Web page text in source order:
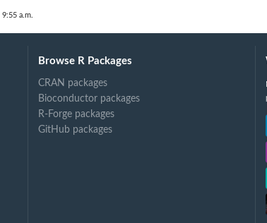
a.m.
Browse R Packages
CRAN packages
Bioconductor packages
R-Forge packages
GitHub packages